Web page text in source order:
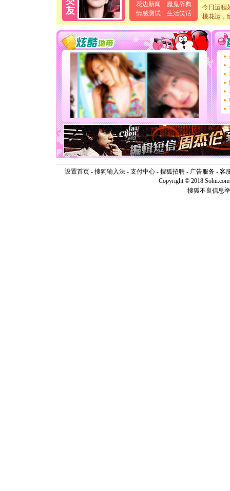
花边新闻
魔鬼辞典
情感测试
生活笑话
[元旦]当
泣，这痛
[春节]风
颜！冬
道一声平
[春节]
传
片叶子
送你一
[圣诞节]
你太多
要平安
[圣诞节]
能正大
天都要快
[圣诞节]
如意,快
[元旦]看
你是我专
[元旦] 如
起；二是
今日运程
桃花运，
设置首页- 搜狗输入法- 支付中心- 搜狐招聘- 广告服务- 客
Copyright © 2018
搜狐不良信息